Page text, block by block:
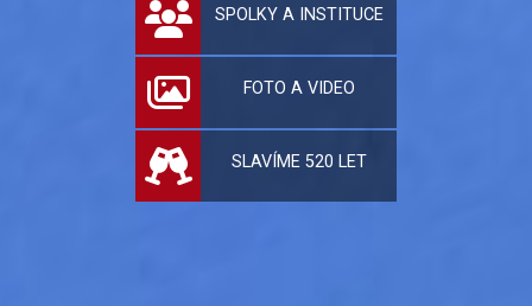
SPOLKY A INSTITUCE
FOTO A VIDEO
SLAVÍME 520 LET